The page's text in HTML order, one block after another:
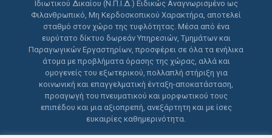
Ιδιωτικού Δικαίου (Ν.Π.Ι.Δ.) Ειδικώς Αναγνωρισμένο ως
Φιλανθρωπικό, Μη Κερδοσκοπικού Χαρακτήρα, αποτελεί
σταθμό στον χώρο της τυφλότητας. Μέσα από ένα
ευρύτατο δίκτυο δωρεάν Υπηρεσιών, Τμημάτων και
Παραγωγικών Εργαστηρίων, προσφέρει σε όλα τα ενήλικα
άτομα με προβλήματα όρασης της χώρας, αλλά και
ομογενείς του εξωτερικού, πολλαπλή στήριξη για
κοινωνική και επαγγελματική ένταξη-αποκατάσταση,
προαγωγή του πνευματικού και μορφωτικού τους
επιπέδου και μια αξιοπρεπή, ανεξάρτητη και με ίσες
ευκαιρίες καθημερινότητα.